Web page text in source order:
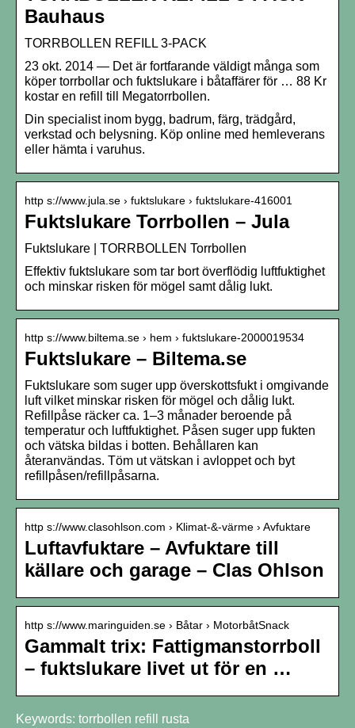
Bauhaus
TORRBOLLEN REFILL 3-PACK
23 okt. 2014 — Det är fortfarande väldigt många som
köper torrbollar och fuktslukare i båtaffärer för … 88 Kr
kostar en refill till Megatorrbollen.
Din specialist inom bygg, badrum, färg, trädgård,
verkstad och belysning. Köp online med hemleverans
eller hämta i varuhus.
http s://www.jula.se › fuktslukare › fuktslukare-416001
Fuktslukare Torrbollen – Jula
Fuktslukare | TORRBOLLEN Torrbollen
Effektiv fuktslukare som tar bort överflödig luftfuktighet
och minskar risken för mögel samt dålig lukt.
http s://www.biltema.se › hem › fuktslukare-2000019534
Fuktslukare – Biltema.se
Fuktslukare som suger upp överskottsfukt i omgivande
luft vilket minskar risken för mögel och dålig lukt.
Refillpåse räcker ca. 1–3 månader beroende på
temperatur och luftfuktighet. Påsen suger upp fukten
och vätska bildas i botten. Behållaren kan
återanvändas. Töm ut vätskan i avloppet och byt
refillpåsen/refillpåsarna.
http s://www.clasohlson.com › Klimat-&-värme › Avfuktare
Luftavfuktare – Avfuktare till
källare och garage – Clas Ohlson
http s://www.maringuiden.se › Båtar › MotorbåtSnack
Gammalt trix: Fattigmanstorrboll
– fuktslukare livet ut för en …
Keywords: torrbollen refill rusta